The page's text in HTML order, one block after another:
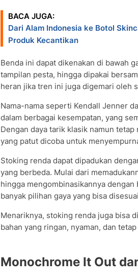
BACA JUGA:
Dari Alam Indonesia ke Botol
Produk Kecantikan
Benda ini dapat dikenakan di bawah
tampilan pesta, hingga dipakai
heran jika tren ini juga digemari oleh
Nama-nama seperti Kendall Jenner
dalam berbagai kesempatan, yang
Dengan daya tarik klasik namun
yang patut dicoba untuk
Stoking renda dapat dipadukan
yang berbeda. Mulai dari
hingga mengombinasikannya dengan
banyak pilihan gaya yang bisa
Menariknya, stoking renda juga bisa
bahan yang ringan, nyaman, dan
Monochrome It Out